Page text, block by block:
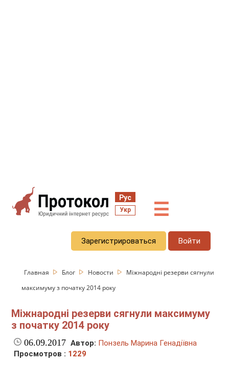
Рус
Укр ☰
Зарегистрироваться Войти
Главная Блог Новости
Міжнародні резерви сягнули
максимуму з початку 2014 року
Міжнародні резерви сягнули максимуму
з початку 2014 року
06.09.2017 Автор: Понзель Марина Генадіївна
Просмотров : 1229